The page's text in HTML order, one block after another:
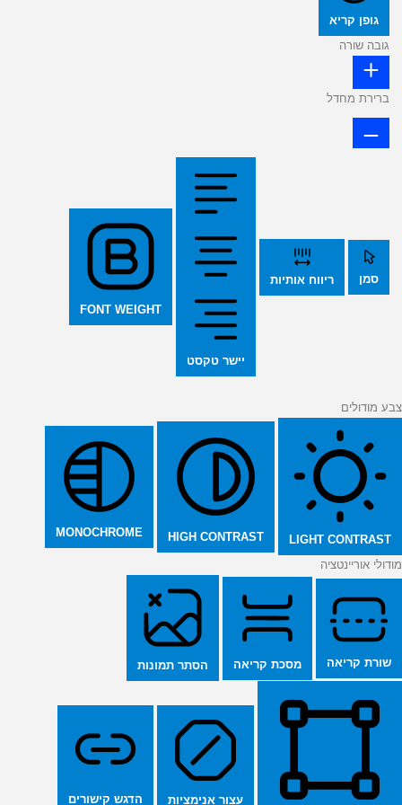
גופן קריא
גובה שורה
ברירת מחדל
סמן ריווח אותיות
יישר טקסט
FONT WEIGHT
צבע מודולים
LIGHT CONTRAST
HIGH CONTRAST
MONOCHROME
מודולי אוריינטציה
שורת קריאה מסכת קריאה הסתר תמונות
עצור אנימציות הדגש קישורים